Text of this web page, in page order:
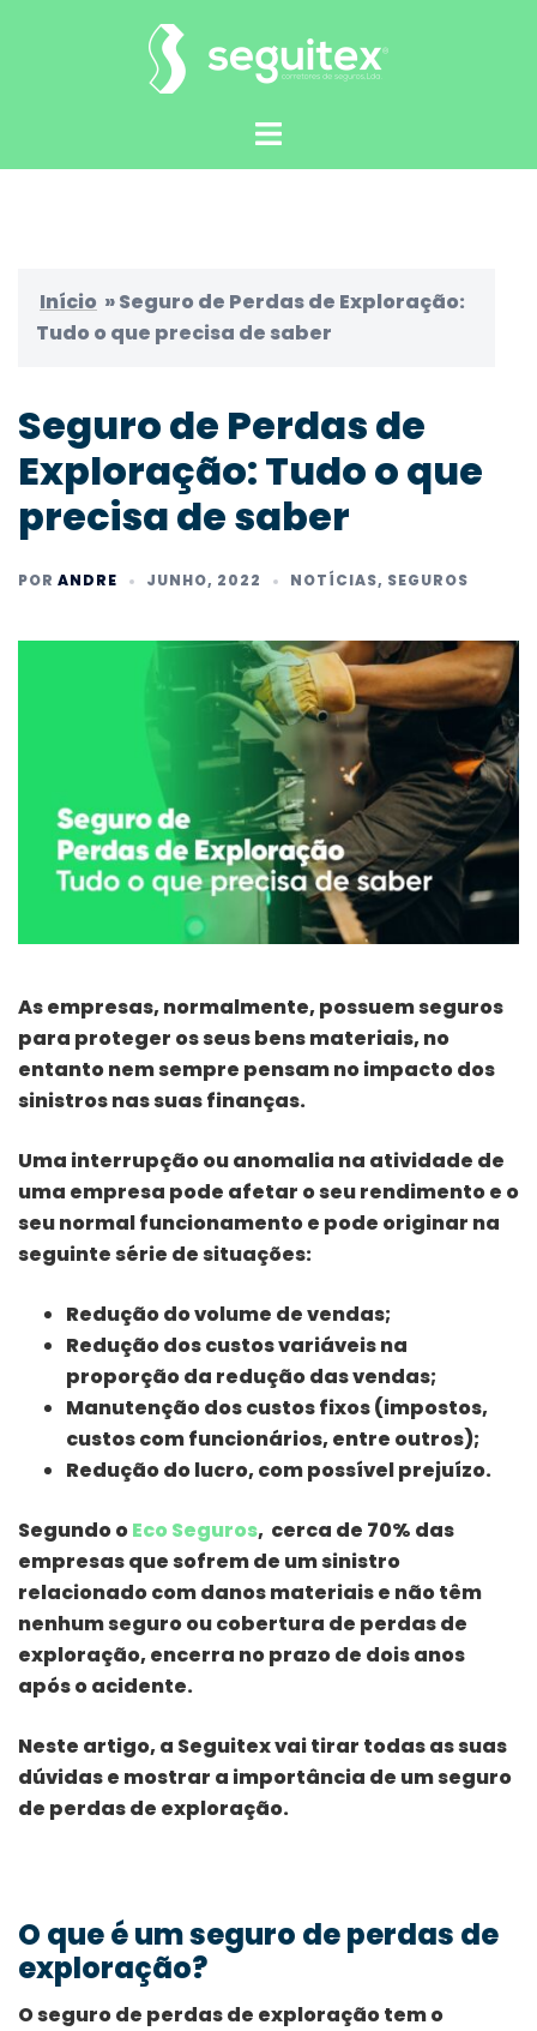
Alternar
Início »Seguro de Perdas de Exploração:
Tudo o que precisa de saber
Seguro de Perdas de
Exploração: Tudo o que
precisa de saber
POR ANDRE JUNHO, 2022 NOTÍCIAS, SEGUROS
As empresas, normalmente, possuem seguros
para proteger os seus bens materiais, no
entanto nem sempre pensam no impacto dos
sinistros nas suas finanças.
Uma interrupção ou anomalia na atividade de
uma empresa pode afetar o seu rendimento e o
seu normal funcionamento e pode originar na
seguinte série de situações:
Redução do volume de vendas;
Redução dos custos variáveis na
proporção da redução das vendas;
Manutenção dos custos fixos (impostos,
custos com funcionários, entre outros);
Redução do lucro, com possível prejuízo.
Segundo oEco Seguros, cerca de 70% das
empresas que sofrem de um sinistro
relacionado com danos materiais e não têm
nenhum seguro ou cobertura de perdas de
exploração, encerra no prazo de dois anos
após o acidente.
Neste artigo, a Seguitex vai tirar todas as suas
dúvidas e mostrar a importância de um seguro
de perdas de exploração.
O que é um seguro de perdas de
exploração?
O seguro de perdas de exploração tem o